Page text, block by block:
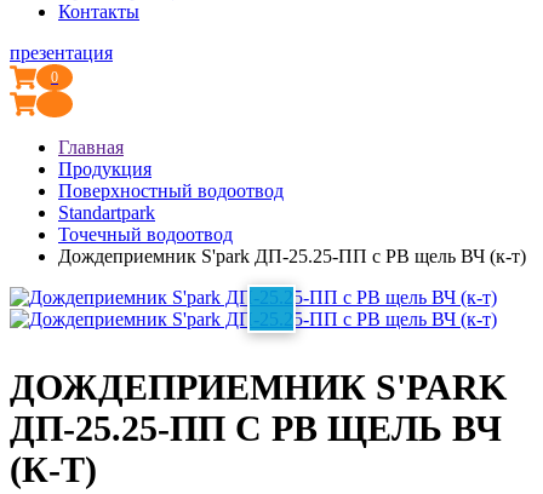
Контакты
презентация
0
Главная
Продукция
Поверхностный водоотвод
Standartpark
Точечный водоотвод
Дождеприемник S'park ДП-25.25-ПП с РВ щель ВЧ (к-т)
ДОЖДЕПРИЕМНИК S'PARK
ДП-25.25-ПП С РВ ЩЕЛЬ ВЧ
(К-Т)